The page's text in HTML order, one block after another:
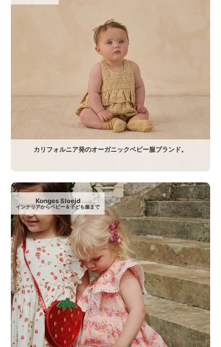
カリフォルニア発のオーガニックベビー服ブランド。
Konges Sloejd
インテリアからベビー＆子ども服まで